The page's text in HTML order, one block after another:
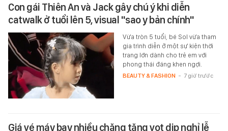
Con gái Thiên An và Jack gây chú ý khi diễn
catwalk ở tuổi lên 5, visual "sao y bản chính"
Vừa tròn 5 tuổi, bé Sol vừa tham
gia trình diễn ở một sự kiện thời
trang lớn dành cho trẻ em với
phong thái đáng khen ngợi.
BEAUTY & FASHION - 7 giờ trước
Giá vé máy bay nhiều chặng tăng vọt dịp nghỉ lễ